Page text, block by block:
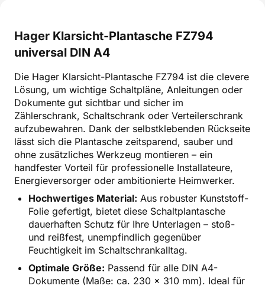
Hager Klarsicht-Plantasche FZ794
universal DIN A4
Die Hager Klarsicht-Plantasche FZ794 ist die clevere
Lösung, um wichtige Schaltpläne, Anleitungen oder
Dokumente gut sichtbar und sicher im
Zählerschrank, Schaltschrank oder Verteilerschrank
aufzubewahren. Dank der selbstklebenden Rückseite
lässt sich die Plantasche zeitsparend, sauber und
ohne zusätzliches Werkzeug montieren – ein
handfester Vorteil für professionelle Installateure,
Energieversorger oder ambitionierte Heimwerker.
Hochwertiges Material: Aus robuster Kunststoff-
Folie gefertigt, bietet diese Schaltplantasche
dauerhaften Schutz für Ihre Unterlagen – stoß-
und reißfest, unempfindlich gegenüber
Feuchtigkeit im Schaltschrankalltag.
Optimale Größe: Passend für alle DIN A4-
Dokumente (Maße: ca. 230 x 310 mm). Ideal für